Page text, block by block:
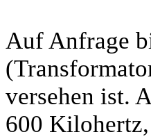
Auf Anfrage
versehen ist.
600